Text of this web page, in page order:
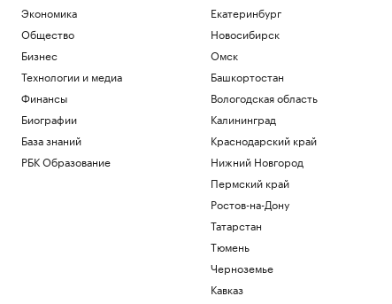
Экономика
Общество
Бизнес
Технологии и медиа
Финансы
Биографии
База знаний
РБК Образование
Екатеринбург
Новосибирск
Омск
Башкортостан
Вологодская область
Калининград
Краснодарский край
Нижний Новгород
Пермский край
Ростов-на-Дону
Татарстан
Тюмень
Черноземье
Кавказ